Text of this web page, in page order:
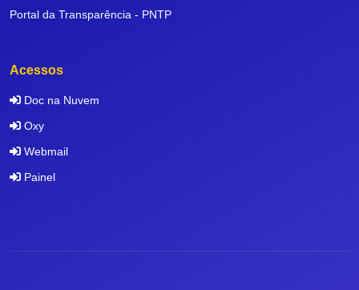
Portal da Transparência - PNTP
Acessos
Doc na Nuvem
Oxy
Webmail
Painel